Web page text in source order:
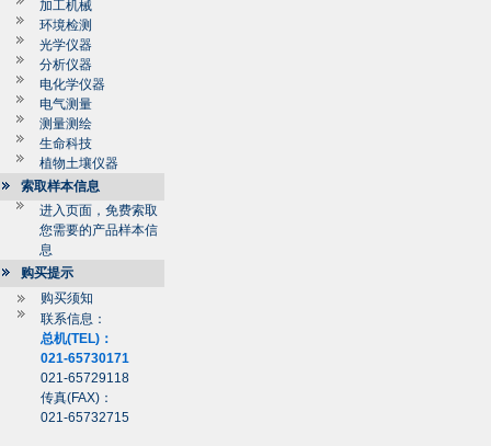
加工机械
环境检测
光学仪器
分析仪器
电化学仪器
电气测量
测量测绘
生命科技
植物土壤仪器
索取样本信息
进入页面，免费索取
您需要的产品样本信
息
购买提示
购买须知
联系信息：
总机(TEL)：
021-65730171
021-65729118
传真(FAX)：
021-65732715